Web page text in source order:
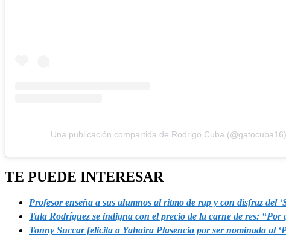
Una publicación compartida de Rodrigo Cuba (@gatocuba16)
TE PUEDE INTERESAR
Profesor enseña a sus alumnos al ritmo de rap y con disfraz del
Tula Rodríguez se indigna con el precio de la carne de res: “Por
Tonny Succar felicita a Yahaira Plasencia por ser nominada al